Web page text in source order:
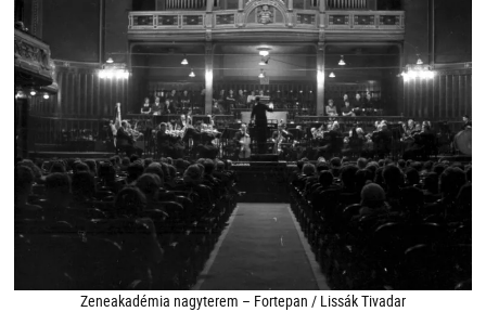
Zeneakadémia nagyterem – Fortepan / Lissák Tivadar